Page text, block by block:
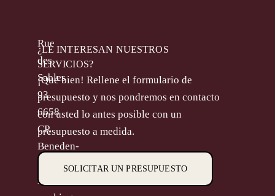
Rue
des
Sables
93
6658
CP,
Beneden-
Leeuwen
M.
¿LE INTERESAN NUESTROS
SERVICIOS?
¡Qué bien! Rellene el formulario de
presupuesto y nos pondremos en contacto
con usted lo antes posible con un
presupuesto a medida.
SOLICITAR UN PRESUPUESTO